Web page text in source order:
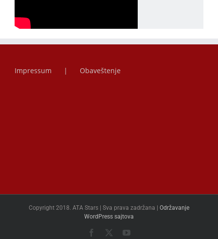
Impressum Obaveštenje
Copyright 2018. ATA Stars | Sva prava zadržana | Održavanje
WordPress sajtova
Facebook YouTube